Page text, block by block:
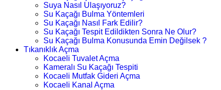
Suya Nasıl Ulaşıyoruz?
Su Kaçağı Bulma Yöntemleri
Su Kaçağı Nasıl Fark Edilir?
Su Kaçağı Tespit Edildikten Sonra Ne Olur?
Su Kaçağı Bulma Konusunda Emin Değilsek ?
Tıkanıklık Açma
Kocaeli Tuvalet Açma
Kameralı Su Kaçağı Tespiti
Kocaeli Mutfak Gideri Açma
Kocaeli Kanal Açma